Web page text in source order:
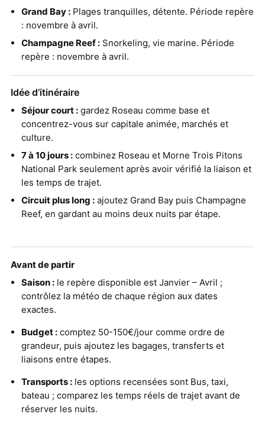
Grand Bay :Plages tranquilles, détente. Période repère
: novembre à avril.
Champagne Reef :Snorkeling, vie marine. Période
repère : novembre à avril.
Idée d’itinéraire
Séjour court :gardez Roseau comme base et
concentrez-vous sur capitale animée, marchés et
culture.
7 à 10 jours :combinez Roseau et Morne Trois Pitons
National Park seulement après avoir vérifié la liaison et
les temps de trajet.
Circuit plus long :ajoutez Grand Bay puis Champagne
Reef, en gardant au moins deux nuits par étape.
Avant de partir
Saison : le repère disponible est Janvier – Avril ;
contrôlez la météo de chaque région aux dates
exactes.
Budget : comptez 50-150€/jour comme ordre de
grandeur, puis ajoutez les bagages, transferts et
liaisons entre étapes.
Transports : les options recensées sont Bus, taxi,
bateau ; comparez les temps réels de trajet avant de
réserver les nuits.